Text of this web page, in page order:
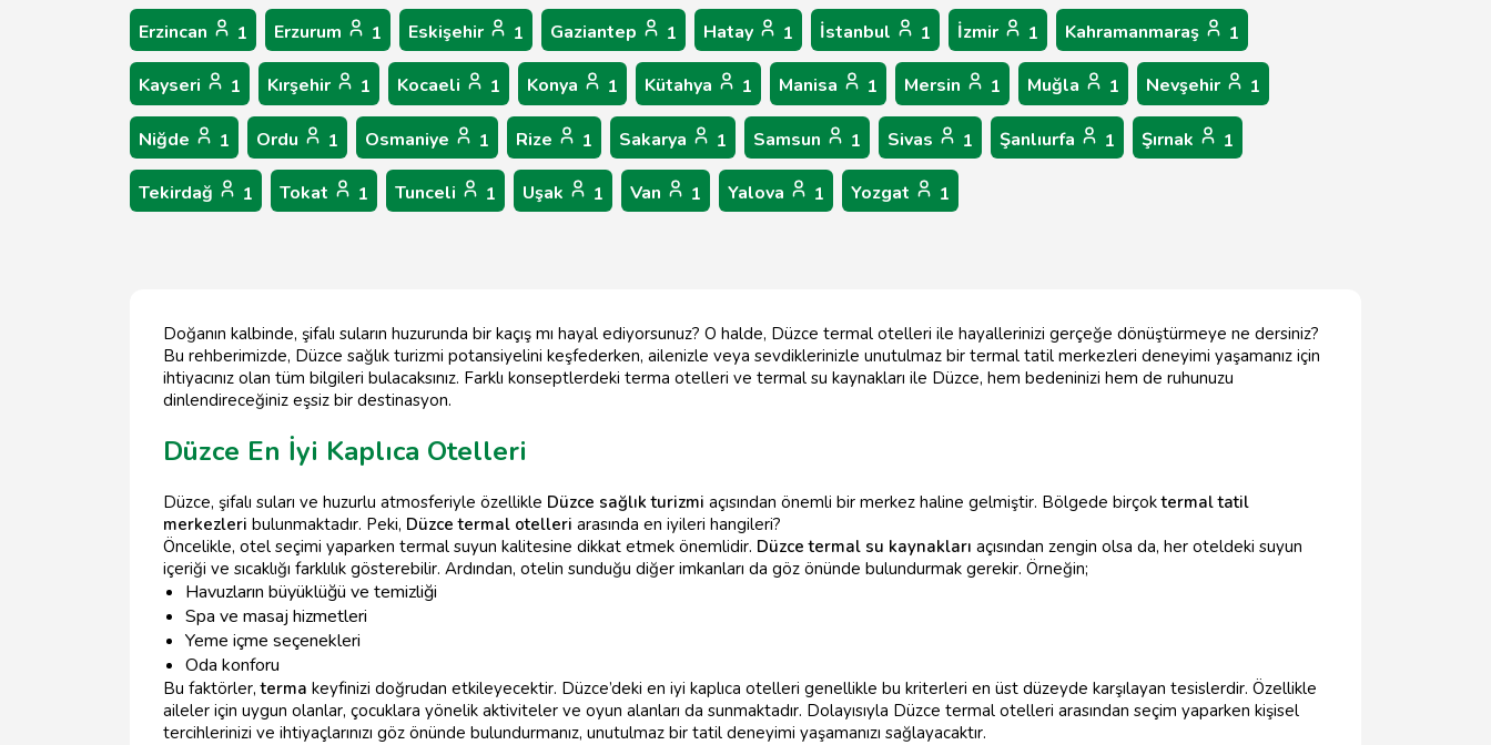
Erzincan 1 Erzurum 1 Eskişehir 1 Gaziantep 1 Hatay 1 İstanbul 1 İzmir 1 Kahramanmaraş 1
Kayseri 1 Kırşehir 1 Kocaeli 1 Konya 1 Kütahya 1 Manisa 1 Mersin 1 Muğla 1 Nevşehir 1
Niğde 1 Ordu 1 Osmaniye 1 Rize 1 Sakarya 1 Samsun 1 Sivas 1 Şanlıurfa 1 Şırnak 1
Tekirdağ 1 Tokat 1 Tunceli 1 Uşak 1 Van 1 Yalova 1 Yozgat 1
Doğanın kalbinde, şifalı suların huzurunda bir kaçış mı hayal ediyorsunuz? O halde, Düzce termal otelleri ile hayallerinizi gerçeğe dönüştürmeye ne dersiniz?
Bu rehberimizde, Düzce sağlık turizmi potansiyelini keşfederken, ailenizle veya sevdiklerinizle unutulmaz bir termal tatil merkezleri deneyimi yaşamanız için
ihtiyacınız olan tüm bilgileri bulacaksınız. Farklı konseptlerdeki terma otelleri ve termal su kaynakları ile Düzce, hem bedeninizi hem de ruhunuzu
dinlendireceğiniz eşsiz bir destinasyon.
Düzce En İyi Kaplıca Otelleri
Düzce, şifalı suları ve huzurlu atmosferiyle özellikle Düzce sağlık turizmi açısından önemli bir merkez haline gelmiştir. Bölgede birçoktermal tatil
merkezleri bulunmaktadır. Peki, Düzce termal otelleri arasında en iyileri hangileri?
Öncelikle, otel seçimi yaparken termal suyun kalitesine dikkat etmek önemlidir. Düzce termal su kaynakları açısından zengin olsa da, her oteldeki suyun
içeriği ve sıcaklığı farklılık gösterebilir. Ardından, otelin sunduğu diğer imkanları da göz önünde bulundurmak gerekir. Örneğin;
Havuzların büyüklüğü ve temizliği
Spa ve masaj hizmetleri
Yeme içme seçenekleri
Oda konforu
Bu faktörler,terma keyfinizi doğrudan etkileyecektir. Düzce’deki en iyi kaplıca otelleri genellikle bu kriterleri en üst düzeyde karşılayan tesislerdir. Özellikle
aileler için uygun olanlar, çocuklara yönelik aktiviteler ve oyun alanları da sunmaktadır. Dolayısıyla Düzce termal otelleri arasından seçim yaparken kişisel
tercihlerinizi ve ihtiyaçlarınızı göz önünde bulundurmanız, unutulmaz bir tatil deneyimi yaşamanızı sağlayacaktır.